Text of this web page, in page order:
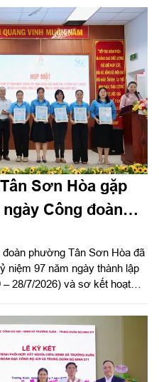
Sơn Hòa gặp
Công đoàn
phường Tân Sơn Hòa đã
niệm 97 năm ngày thành lập
28/7/2026) và sơ kết hoạt